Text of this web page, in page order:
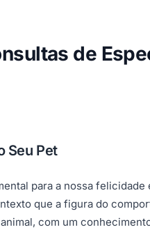
de
Seu Pet
para a nossa
que a figura do
com um